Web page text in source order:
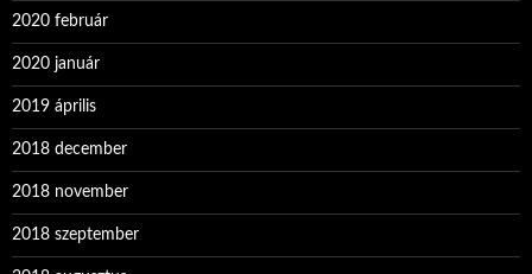
2020 február
2020 január
2019 április
2018 december
2018 november
2018 szeptember